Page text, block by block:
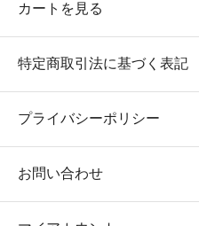
カートを見る
特定商取引法に基づく表記
プライバシーポリシー
お問い合わせ